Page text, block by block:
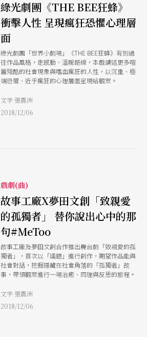
綠光劇團《THE BEE狂蜂》
衝擊人性 呈現瘋狂恐懼心理層
面
綠光劇團「世界小劇場」《THE BEE狂蜂》有別過
往作品風格，走感動、溫暖路線，本戲講述更多喧
囂殘酷的社會現象與嗜血瘋狂的人性，以沉重、極
端恐懼、近乎瘋狂的心理層面呈現給觀眾。
文字 張震洲
2018/12/06
戲劇(曲)
故事工廠X夢田文創「致親愛
的孤獨者」 替你說出心中的那
句#MeToo
故事工廠及夢田文創合作推出舞台劇「致親愛的孤
獨者」，首次以「議題」進行創作，期望作品能與
社會對話，挖掘隱藏在社會角落的「孤獨者」故
事，帶領觀眾進行一場治癒、同理與反思的旅程。
文字 張震洲
2018/12/06